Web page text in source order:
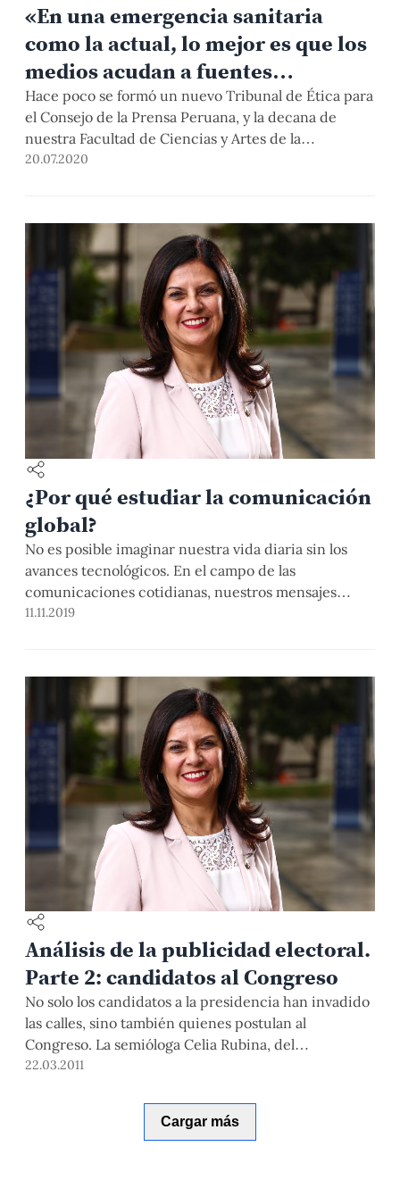
«En una emergencia sanitaria
como la actual, lo mejor es que los
medios acudan a fuentes
científicas y médicas»
Hace poco se formó un nuevo Tribunal de Ética para
el Consejo de la Prensa Peruana, y la decana de
nuestra Facultad de Ciencias y Artes de la
Comunicación, Dra. Celia Rubina, asumió la segunda
prensa en el contexto de la pandemia.
20.07.2020
¿Por qué estudiar la comunicación
global?
No es posible imaginar nuestra vida diaria sin los
avances tecnológicos. En el campo de las
comunicaciones cotidianas, nuestros mensajes
están supeditados al medio que empleamos para
posibilitan nuestro intercambio con uno o más
interlocutores a la vez, […]
11.11.2019
Análisis de la publicidad electoral.
Parte 2: candidatos al Congreso
No solo los candidatos a la presidencia han invadido
las calles, sino también quienes postulan al
Congreso. La semióloga Celia Rubina, del
Departamento de Comunicaciones, analiza esta vez,
22.03.2011
Cargar más